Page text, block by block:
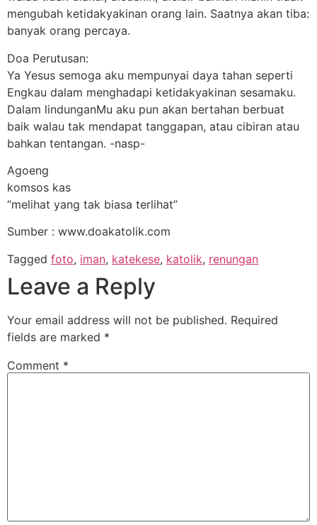
mengubah ketidakyakinan orang lain. Saatnya akan tiba:
banyak orang percaya.
Doa Perutusan:
Ya Yesus semoga aku mempunyai daya tahan seperti
Engkau dalam menghadapi ketidakyakinan sesamaku.
Dalam lindunganMu aku pun akan bertahan berbuat
baik walau tak mendapat tanggapan, atau cibiran atau
bahkan tentangan. -nasp-
Agoeng
komsos kas
“melihat yang tak biasa terlihat”
Sumber : www.doakatolik.com
Tagged foto, iman, katekese, katolik, renungan
Leave a Reply
Your email address will not be published. Required
fields are marked *
Comment *